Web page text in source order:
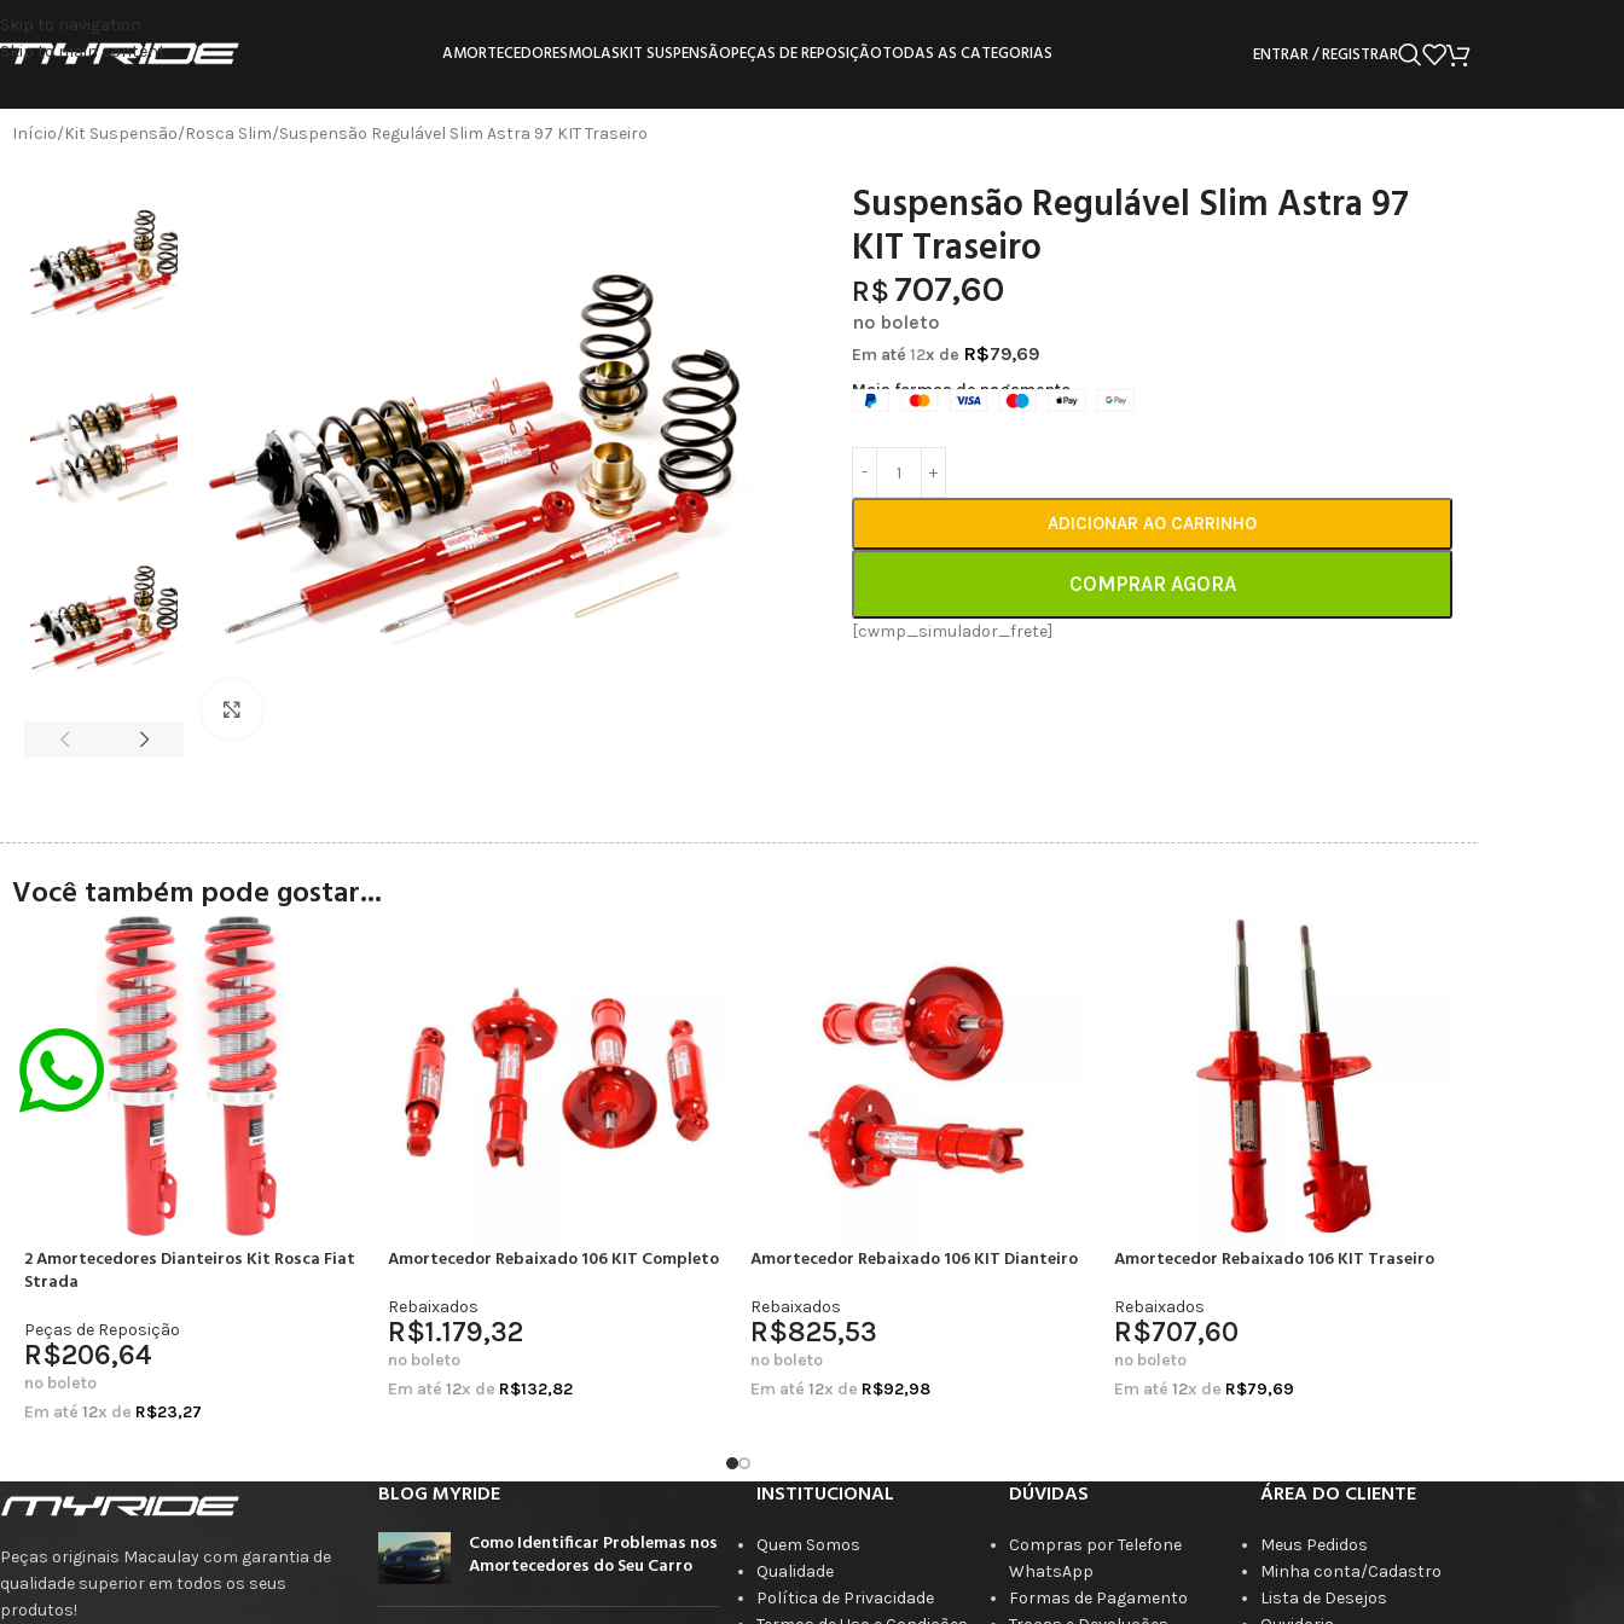
Skip to navigation
Skip to main content
AMORTECEDORESMOLASKIT SUSPENSÃOPEÇAS DE REPOSIÇÃOTODAS AS CATEGORIAS ENTRAR / REGISTRAR
Início Kit Suspensão Rosca Slim Suspensão Regulável Slim Astra 97 KIT Traseiro
Suspensão Regulável Slim Astra 97
KIT Traseiro
R$ 707,60
no boleto
Em até12x de R$79,69
Mais formas de pagamento
ADICIONAR AO CARRINHO
COMPRAR AGORA
[cwmp_simulador_frete]
Você também pode gostar...
2 Amortecedores Dianteiros Kit Rosca Fiat
Strada
Peças de Reposição
R$206,64
no boleto
Em até 12x de R$23,27
Amortecedor Rebaixado 106 KIT Completo
Rebaixados
R$1.179,32
no boleto
Em até 12x de R$132,82
Amortecedor Rebaixado 106 KIT Dianteiro
Rebaixados
R$825,53
no boleto
Em até 12x de R$92,98
Amortecedor Rebaixado 106 KIT Traseiro
Rebaixados
R$707,60
no boleto
Em até 12x de R$79,69
Peças originais Macaulay com garantia de
qualidade superior em todos os seus
produtos!
BLOG MYRIDE
Como Identificar Problemas nos
Amortecedores do Seu Carro
INSTITUCIONAL
Quem Somos
Qualidade
Política de Privacidade
DÚVIDAS
Compras por Telefone
WhatsApp
Formas de Pagamento
ÁREA DO CLIENTE
Meus Pedidos
Minha conta/Cadastro
Lista de Desejos